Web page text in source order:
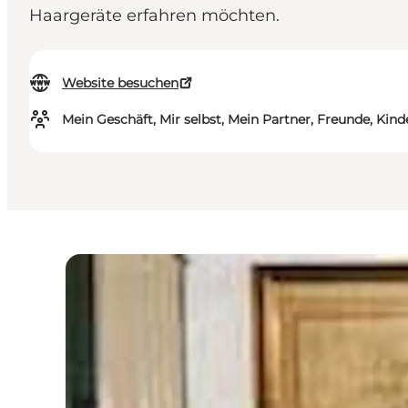
Haargeräte erfahren möchten.
Website besuchen
Mein Geschäft, Mir selbst, Mein Partner, Freunde,